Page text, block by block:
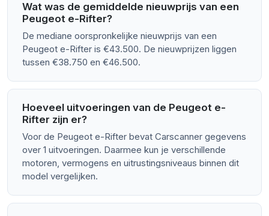
Wat was de gemiddelde nieuwprijs van een
Peugeot e-Rifter?
De mediane oorspronkelijke nieuwprijs van een
Peugeot e-Rifter is €43.500. De nieuwprijzen liggen
tussen €38.750 en €46.500.
Hoeveel uitvoeringen van de Peugeot e-
Rifter zijn er?
Voor de Peugeot e-Rifter bevat Carscanner gegevens
over 1 uitvoeringen. Daarmee kun je verschillende
motoren, vermogens en uitrustingsniveaus binnen dit
model vergelijken.